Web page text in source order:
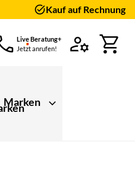
Kauf auf Rechnung
Live Beratung+
Jetzt anrufen!
Marken